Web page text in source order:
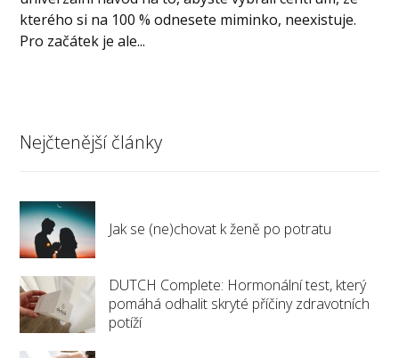
kterého si na 100 % odnesete miminko, neexistuje.
Pro začátek je ale...
Nejčtenější články
Jak se (ne)chovat k ženě po potratu
DUTCH Complete: Hormonální test, který
pomáhá odhalit skryté příčiny zdravotních
potíží